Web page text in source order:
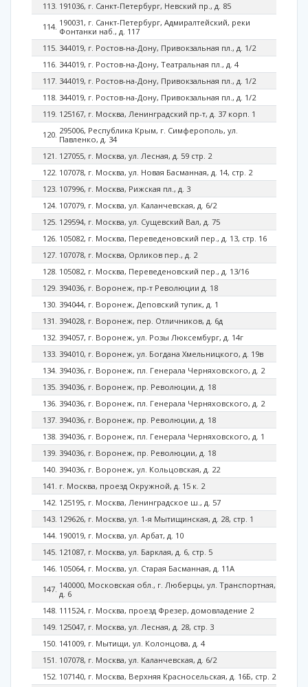
191036, г. Санкт-Петербург, Невский пр., д. 85
190031, г. Санкт-Петербург, Адмиралтейский, реки
Фонтанки наб., д. 117
344019, г. Ростов-на-Дону, Привокзальная пл., д. 1/2
344019, г. Ростов-на-Дону, Театральная пл., д. 4
344019, г. Ростов-на-Дону, Привокзальная пл., д. 1/2
344019, г. Ростов-на-Дону, Привокзальная пл., д. 1/2
125167, г. Москва, Ленинградский пр-т, д. 37 корп. 1
295006, Республика Крым, г. Симферополь, ул.
Павленко, д. 34
127055, г. Москва, ул. Лесная, д. 59 стр. 2
107078, г. Москва, ул. Новая Басманная, д. 14, стр. 2
107996, г. Москва, Рижская пл., д. 3
107079, г. Москва, ул. Каланчевская, д. 6/2
129594, г. Москва, ул. Сущевский Вал, д. 75
105082, г. Москва, Переведеновский пер., д. 13, стр. 16
107078, г. Москва, Орликов пер., д. 2
105082, г. Москва, Переведеновский пер., д. 13/16
394036, г. Воронеж, пр-т Революции д. 18
394044, г. Воронеж, Деповский тупик, д. 1
394028, г. Воронеж, пер. Отличников, д. 6д
394057, г. Воронеж, ул. Розы Люксембург, д. 14г
394010, г. Воронеж, ул. Богдана Хмельницкого, д. 19в
394036, г. Воронеж, пл. Генерала Черняховского, д. 2
394036, г. Воронеж, пр. Революции, д. 18
394036, г. Воронеж, пл. Генерала Черняховского, д. 2
394036, г. Воронеж, пр. Революции, д. 18
394036, г. Воронеж, пл. Генерала Черняховского, д. 1
394036, г. Воронеж, пр. Революции, д. 18
394036, г. Воронеж, ул. Кольцовская, д. 22
г. Москва, проезд Окружной, д. 15 к. 2
125195, г. Москва, Ленинградское ш., д. 57
129626, г. Москва, ул. 1-я Мытищинская, д. 28, стр. 1
190019, г. Москва, ул. Арбат, д. 10
121087, г. Москва, ул. Барклая, д. 6, стр. 5
105064, г. Москва, ул. Старая Басманная, д. 11А
140000, Московская обл., г. Люберцы, ул. Транспортная,
д. 6
111524, г. Москва, проезд Фрезер, домовладение 2
125047, г. Москва, ул. Лесная, д. 28, стр. 3
141009, г. Мытищи, ул. Колонцова, д. 4
107078, г. Москва, ул. Каланчевская, д. 6/2
107140, г. Москва, Верхняя Красносельская, д. 16Б, стр. 2